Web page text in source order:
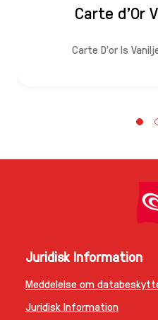
Carte d'Or
Carte D'or Is
Juridisk Information
Meddelelse om
Juridisk Information